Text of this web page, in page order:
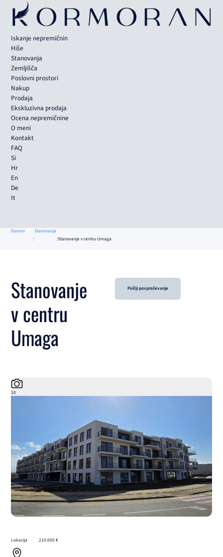
Iskanje nepremičnin
Hiše
Stanovanja
Zemljišča
Poslovni prostori
Nakup
Prodaja
Ekskluzivna prodaja
Ocena nepremičnine
O meni
Kontakt
FAQ
Si
Hr
En
De
It
Domov
Stanovanja
Stanovanje v centru Umaga
Stanovanje
v centru
Umaga
Pošlji povpraševanje
10
Lokacija 210.000 €